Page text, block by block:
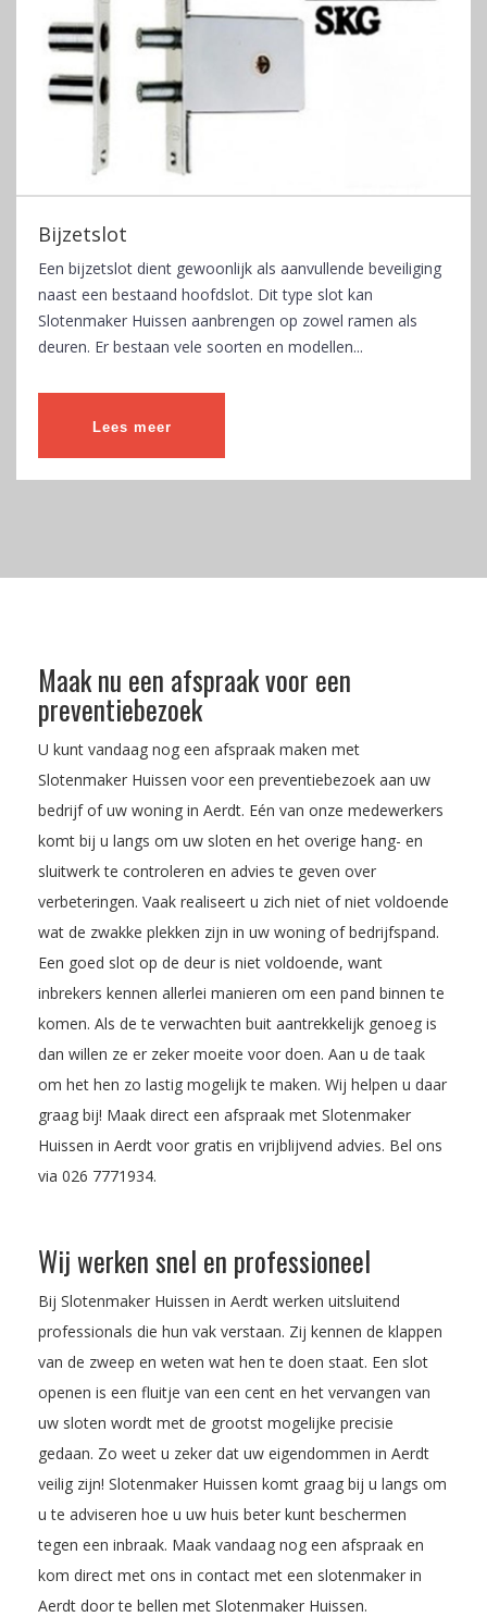
Bijzetslot
Een bijzetslot dient gewoonlijk als aanvullende beveiliging
naast een bestaand hoofdslot. Dit type slot kan
Slotenmaker Huissen aanbrengen op zowel ramen als
deuren. Er bestaan vele soorten en modellen...
Lees meer
Maak nu een afspraak voor een
preventiebezoek
U kunt vandaag nog een afspraak maken met
Slotenmaker Huissen voor een preventiebezoek aan uw
bedrijf of uw woning in Aerdt. Eén van onze medewerkers
komt bij u langs om uw sloten en het overige hang- en
sluitwerk te controleren en advies te geven over
verbeteringen. Vaak realiseert u zich niet of niet voldoende
wat de zwakke plekken zijn in uw woning of bedrijfspand.
Een goed slot op de deur is niet voldoende, want
inbrekers kennen allerlei manieren om een pand binnen te
komen. Als de te verwachten buit aantrekkelijk genoeg is
dan willen ze er zeker moeite voor doen. Aan u de taak
om het hen zo lastig mogelijk te maken. Wij helpen u daar
graag bij! Maak direct een afspraak met Slotenmaker
Huissen in Aerdt voor gratis en vrijblijvend advies. Bel ons
via 026 7771934.
Wij werken snel en professioneel
Bij Slotenmaker Huissen in Aerdt werken uitsluitend
professionals die hun vak verstaan. Zij kennen de klappen
van de zweep en weten wat hen te doen staat. Een slot
openen is een fluitje van een cent en het vervangen van
uw sloten wordt met de grootst mogelijke precisie
gedaan. Zo weet u zeker dat uw eigendommen in Aerdt
veilig zijn! Slotenmaker Huissen komt graag bij u langs om
u te adviseren hoe u uw huis beter kunt beschermen
tegen een inbraak. Maak vandaag nog een afspraak en
kom direct met ons in contact met een slotenmaker in
Aerdt door te bellen met Slotenmaker Huissen.